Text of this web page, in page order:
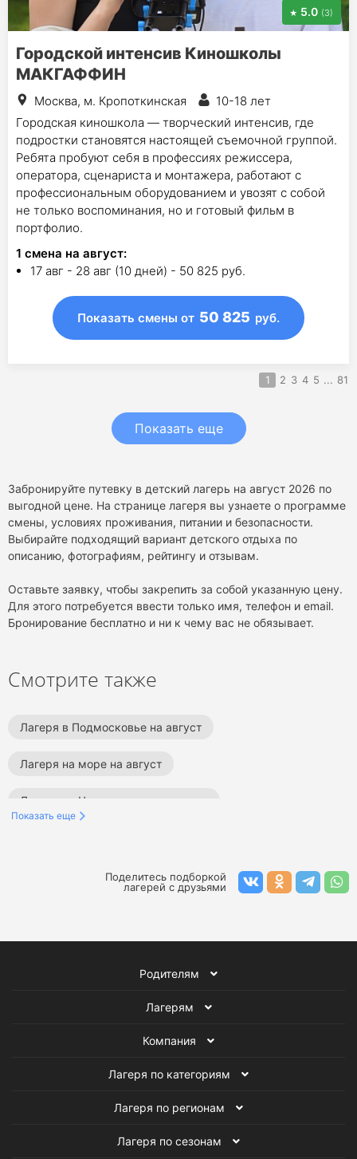
5.0 (3)
Городской интенсив Киношколы
МАКГАФФИН
Москва, м. Кропоткинская
10-18 лет
Городская киношкола — творческий интенсив, где
подростки становятся настоящей съемочной группой.
Ребята пробуют себя в профессиях режиссера,
оператора, сценариста и монтажера, работают с
профессиональным оборудованием и увозят с собой
не только воспоминания, но и готовый фильм в
портфолио.
1 смена на август:
17 авг - 28 авг (10 дней) - 50 825 руб.
Показать смены от 50 825 руб.
1 2 3 4 5 ... 81
Показать еще
Забронируйте путевку в детский лагерь на август 2026 по
выгодной цене. На странице лагеря вы узнаете о программе
смены, условиях проживания, питании и безопасности.
Выбирайте подходящий вариант детского отдыха по
описанию, фотографиям, рейтингу и отзывам.
Оставьте заявку, чтобы закрепить за собой указанную цену.
Для этого потребуется ввести только имя, телефон и email.
Бронирование бесплатно и ни к чему вас не обязывает.
Смотрите также
Лагеря в Подмосковье на август
Лагеря на море на август
Лагеря на Черном море на август
Лагеря в Краснодарском крае на август
Лагеря в Крыму на август
Показать еще
Поделитесь подборкой
лагерей с друзьями
Родителям
Лагерям
Компания
Лагеря по категориям
Лагеря по регионам
Лагеря по сезонам